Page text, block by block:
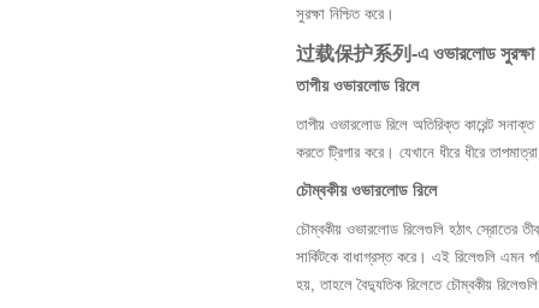
সুরক্ষা নিশ্চিত করে।
过载保护系列-এ ওভারলোড সুরক্ষা
তাপীয় ওভারলোড রিলে
তাপীয় ওভারলোড রিলে অতিরিক্ত কারেন্ট
করতে ট্রিগার করে। যেখানে ধীরে ধীরে
চৌম্বকীয় ওভারলোড রিলে
চৌম্বকীয় ওভারলোড রিলেগুলি হঠাৎ স্রোতের
সার্কিটকে বাধাগ্রস্ত করে। এই রিলেগুলি এমন
হয়, তাহলে বৈদ্যুতিক রিলেতে চৌম্বকীয়